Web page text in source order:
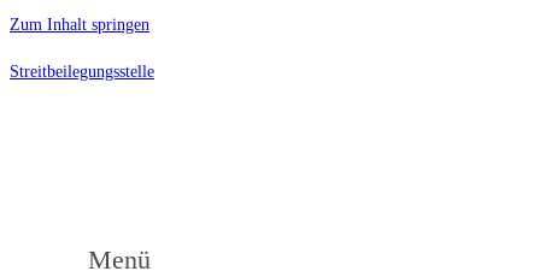
Zum Inhalt springen
Streitbeilegungsstelle
Menü